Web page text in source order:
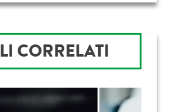
CORRELATI